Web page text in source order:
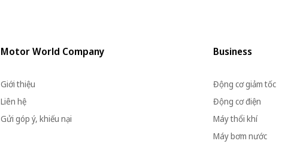
Motor World Company
Giới thiệu
Liên hệ
Gửi góp ý, khiếu nại
Business
Động cơ giảm tốc
Động cơ điện
Máy thổi khí
Máy bơm nước